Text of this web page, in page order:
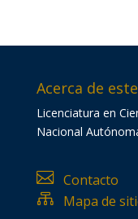
Acerca de
Licenciatura en
Nacional
 Contacto
 Mapa de